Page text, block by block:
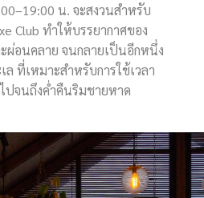
น. จะสงวนสำหรับ
Club ทำให้บรรยากาศของ
อนคลาย จนกลายเป็นอีกหนึ่ง
ที่เหมาะสำหรับการใช้เวลา
ปจนถึงค่ำคืนริมชายหาด